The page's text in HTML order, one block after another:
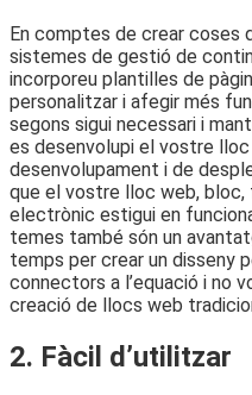
En comptes de crear coses
sistemes de gestió de
incorporeu plantilles de
personalitzar i afegir més
segons sigui necessari i
es desenvolupi el vostre
desenvolupament i de
que el vostre lloc web,
electrònic estigui en
temes també són un
temps per crear un disseny
connectors a l’equació i no
creació de llocs web
2. Fàcil d’utilitzar